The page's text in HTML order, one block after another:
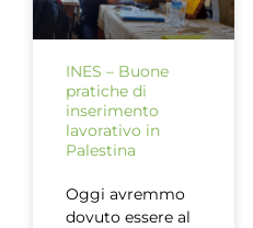
INES – Buone
pratiche di
inserimento
lavorativo in
Palestina
Oggi avremmo
dovuto essere al